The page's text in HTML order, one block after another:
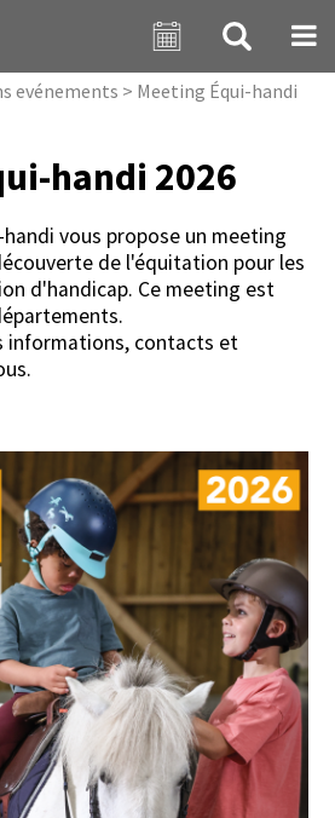
evénements > Meeting Équi-handi
handi 2026
vous propose un meeting
de l'équitation pour les
d'handicap. Ce meeting est
informations, contacts et